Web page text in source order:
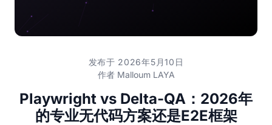
发布于 2026年5月10日
作者 Malloum LAYA
Playwright vs Delta-QA：2026年
的专业无代码方案还是E2E框架